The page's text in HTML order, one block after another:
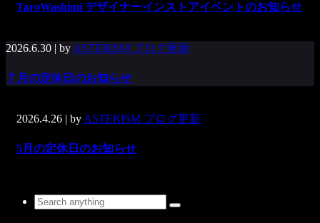
TaroWashimi デザイナーインストアイベントのお知らせ
2026.6.30 | by ASTERISM ブログ更新
７月の定休日のお知らせ
2026.4.26 | by ASTERISM ブログ更新
5月の定休日のお知らせ